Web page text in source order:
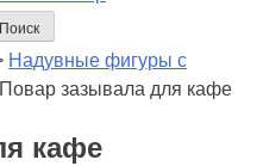
Поиск
Надувные фигуры с
Повар зазывала для кафе
кафе